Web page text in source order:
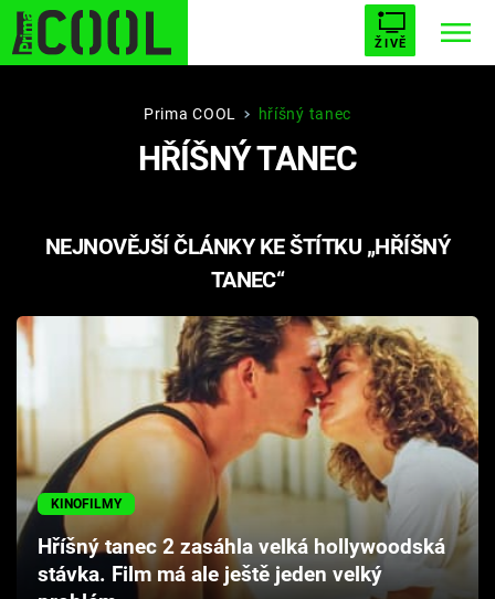
ŽIVĚ
STARHOUSE BUFFY, PŘEMOŽITELKA UPÍRŮ
PLNEJ KOTEL AVENGERS 5
Seriály
Hry
Cool Esport
Pořady
Prima COOL hříšný tanec
HŘÍŠNÝ TANEC
NEJNOVĚJŠÍ ČLÁNKY KE ŠTÍTKU „HŘÍŠNÝ
TANEC“
KINOFILMY
Hříšný tanec 2 zasáhla velká hollywoodská
stávka. Film má ale ještě jeden velký